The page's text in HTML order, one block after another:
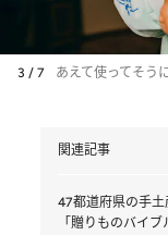
3 / 7 あえて使ってそう
関連記事
47都道府県の手
「贈りものバイ